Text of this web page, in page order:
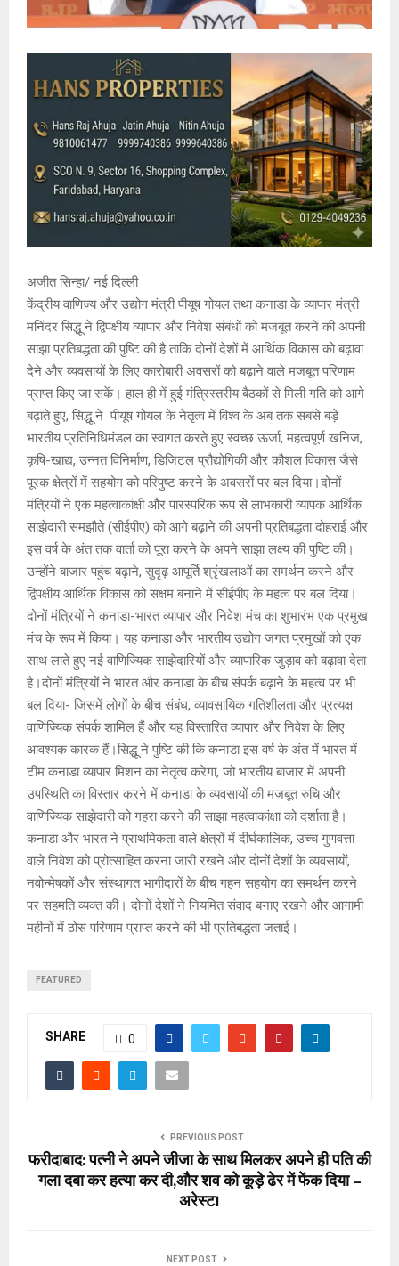
अजीत सिन्हा/ नई दिल्ली
केंद्रीय वाणिज्य और उद्योग मंत्री पीयूष गोयल तथा कनाडा के व्यापार मंत्री
मनिंदर सिद्धू ने द्विपक्षीय व्यापार और निवेश संबंधों को मजबूत करने की अपनी
साझा प्रतिबद्धता की पुष्टि की है ताकि दोनों देशों में आर्थिक विकास को बढ़ावा
देने और व्यवसायों के लिए कारोबारी अवसरों को बढ़ाने वाले मजबूत परिणाम
प्राप्त किए जा सकें। हाल ही में हुई मंत्रिस्तरीय बैठकों से मिली गति को आगे
बढ़ाते हुए, सिद्धू ने पीयूष गोयल के नेतृत्व में विश्व के अब तक सबसे बड़े
भारतीय प्रतिनिधिमंडल का स्वागत करते हुए स्वच्छ ऊर्जा, महत्वपूर्ण खनिज,
कृषि-खाद्य, उन्नत विनिर्माण, डिजिटल प्रौद्योगिकी और कौशल विकास जैसे
पूरक क्षेत्रों में सहयोग को परिपुष्ट करने के अवसरों पर बल दिया।दोनों
मंत्रियों ने एक महत्वाकांक्षी और पारस्परिक रूप से लाभकारी व्यापक आर्थिक
साझेदारी समझौते (सीईपीए) को आगे बढ़ाने की अपनी प्रतिबद्धता दोहराई और
इस वर्ष के अंत तक वार्ता को पूरा करने के अपने साझा लक्ष्य की पुष्टि की।
उन्होंने बाजार पहुंच बढ़ाने, सुदृढ़ आपूर्ति श्रृंखलाओं का समर्थन करने और
द्विपक्षीय आर्थिक विकास को सक्षम बनाने में सीईपीए के महत्व पर बल दिया।
दोनों मंत्रियों ने कनाडा-भारत व्यापार और निवेश मंच का शुभारंभ एक प्रमुख
मंच के रूप में किया। यह कनाडा और भारतीय उद्योग जगत प्रमुखों को एक
साथ लाते हुए नई वाणिज्यिक साझेदारियों और व्यापारिक जुड़ाव को बढ़ावा देता
है।दोनों मंत्रियों ने भारत और कनाडा के बीच संपर्क बढ़ाने के महत्व पर भी
बल दिया- जिसमें लोगों के बीच संबंध, व्यावसायिक गतिशीलता और प्रत्यक्ष
वाणिज्यिक संपर्क शामिल हैं और यह विस्तारित व्यापार और निवेश के लिए
आवश्यक कारक हैं।सिद्धू ने पुष्टि की कि कनाडा इस वर्ष के अंत में भारत में
टीम कनाडा व्यापार मिशन का नेतृत्व करेगा, जो भारतीय बाजार में अपनी
उपस्थिति का विस्तार करने में कनाडा के व्यवसायों की मजबूत रुचि और
वाणिज्यिक साझेदारी को गहरा करने की साझा महत्वाकांक्षा को दर्शाता है।
कनाडा और भारत ने प्राथमिकता वाले क्षेत्रों में दीर्घकालिक, उच्च गुणवत्ता
वाले निवेश को प्रोत्साहित करना जारी रखने और दोनों देशों के व्यवसायों,
नवोन्मेषकों और संस्थागत भागीदारों के बीच गहन सहयोग का समर्थन करने
पर सहमति व्यक्त की। दोनों देशों ने नियमित संवाद बनाए रखने और आगामी
महीनों में ठोस परिणाम प्राप्त करने की भी प्रतिबद्धता जताई।
FEATURED
SHARE 0
PREVIOUS POST
फरीदाबाद: पत्नी ने अपने जीजा के साथ मिलकर अपने ही पति की
गला दबा कर हत्या कर दी,और शव को कूड़े ढेर में फेंक दिया –
अरेस्ट।
NEXT POST